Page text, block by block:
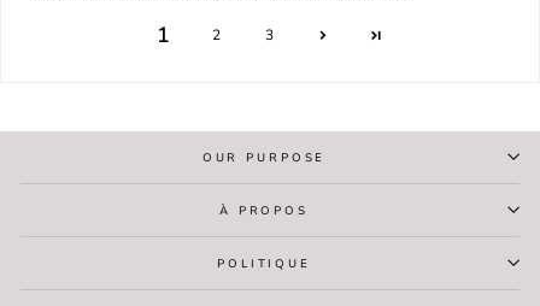
1 2 3
OUR PURPOSE
À PROPOS
POLITIQUE